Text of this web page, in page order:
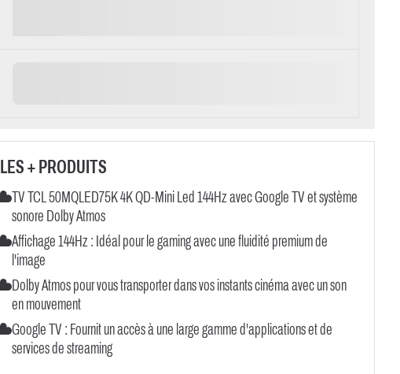
LES + PRODUITS
TV TCL 50MQLED75K 4K QD-Mini Led 144Hz avec Google TV et système
sonore Dolby Atmos
Affichage 144Hz : Idéal pour le gaming avec une fluidité premium de
l'image
Dolby Atmos pour vous transporter dans vos instants cinéma avec un son
en mouvement
Google TV : Fournit un accès à une large gamme d'applications et de
services de streaming